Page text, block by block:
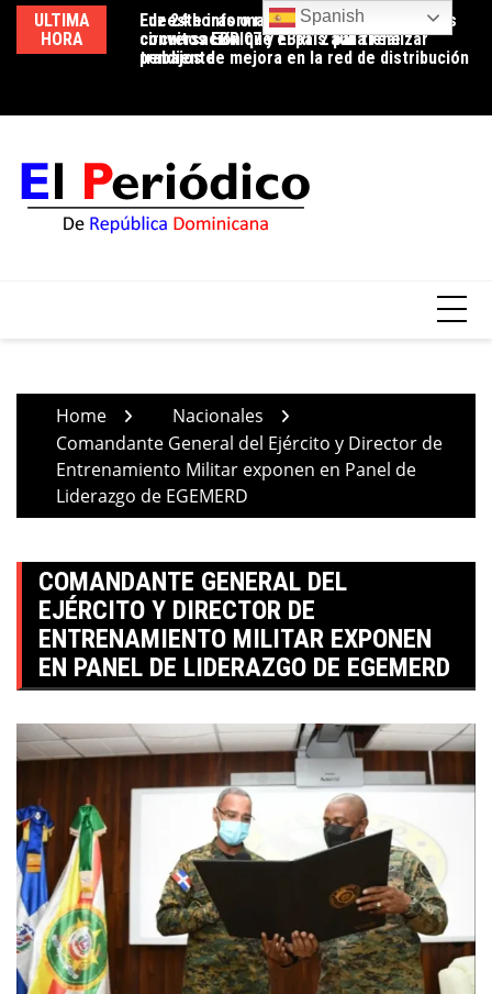
Skip
content
ULTIMA
HORA
Luz 24 horas o reducción de pérdidas: la
conversación que el país aún tiene
pendiente
Edeeste informa apertura temporal de los
circuitos EBRI07 y EBRI12 para realizar
trabajos de mejora en la red de distribución
Home
Nacionales
Comandante General del Ejército y Director de
Entrenamiento Militar exponen en Panel de
Liderazgo de EGEMERD
COMANDANTE GENERAL DEL
EJÉRCITO Y DIRECTOR DE
ENTRENAMIENTO MILITAR EXPONEN
EN PANEL DE LIDERAZGO DE EGEMERD
Spanish